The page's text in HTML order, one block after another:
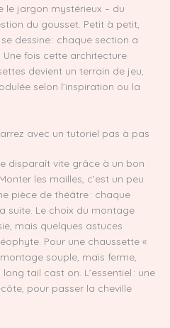
le jargon mystérieux – du
du gousset. Petit à petit,
dessine : chaque section a
Une fois cette architecture
devient un terrain de jeu,
selon l’inspiration ou la
avec un tutoriel pas à pas
disparaît vite grâce à un bon
les mailles, c’est un peu
pièce de théâtre : chaque
suite. Le choix du montage
mais quelques astuces
Pour une chaussette «
souple, mais ferme,
tail cast on. L’essentiel : une
pour passer la cheville